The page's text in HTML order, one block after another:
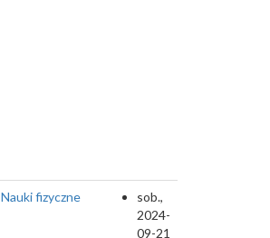
Nauki fizyczne
sob.,
2024-
09-21